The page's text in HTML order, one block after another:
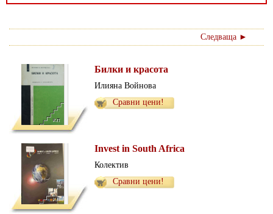
Следваща ►
Билки и красота
Илияна Войнова
Сравни цени!
Invest in South Africa
Колектив
Сравни цени!